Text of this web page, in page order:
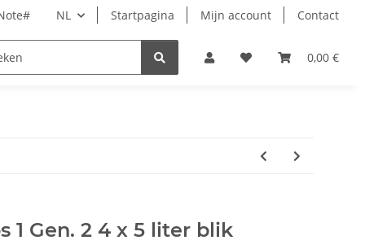
NL Startpagina Mijn account Contact
0,00 €
Dierbenodigdheden Wellness
1 Gen. 2 4 x 5 liter blik